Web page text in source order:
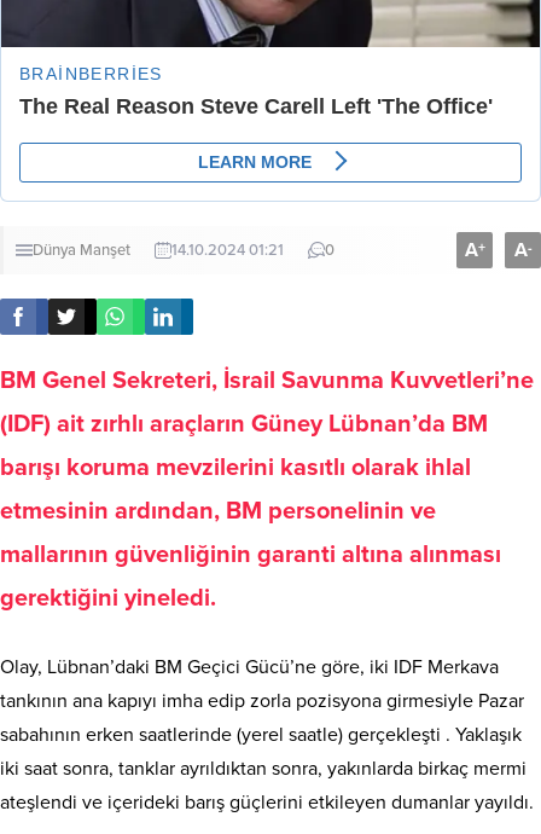
Dünya Manşet 14.10.2024 01:21 0 A+ A-
BM Genel Sekreteri, İsrail Savunma Kuvvetleri’ne
(IDF) ait zırhlı araçların Güney Lübnan’da BM
barışı koruma mevzilerini kasıtlı olarak ihlal
etmesinin ardından, BM personelinin ve
mallarının güvenliğinin garanti altına alınması
gerektiğini yineledi.
Olay, Lübnan’daki BM Geçici Gücü’ne göre, iki IDF Merkava
tankının ana kapıyı imha edip zorla pozisyona girmesiyle Pazar
sabahının erken saatlerinde (yerel saatle) gerçekleşti . Yaklaşık
iki saat sonra, tanklar ayrıldıktan sonra, yakınlarda birkaç mermi
ateşlendi ve içerideki barış güçlerini etkileyen dumanlar yayıldı.